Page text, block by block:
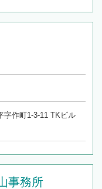
字作町1-3-11 TKビル
事務所